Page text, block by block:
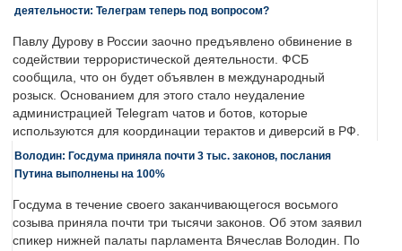
деятельности: Телеграм теперь под вопросом?
Павлу Дурову в России заочно предъявлено обвинение в
содействии террористической деятельности. ФСБ
сообщила, что он будет объявлен в международный
розыск. Основанием для этого стало неудаление
администрацией Telegram чатов и ботов, которые
используются для координации терактов и диверсий в РФ.
Володин: Госдума приняла почти 3 тыс. законов, послания
Путина выполнены на 100%
Госдума в течение своего заканчивающегося восьмого
созыва приняла почти три тысячи законов. Об этом заявил
спикер нижней палаты парламента Вячеслав Володин. По